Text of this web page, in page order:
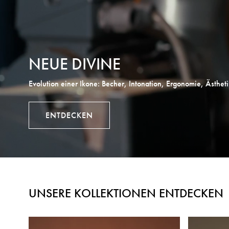
NEUE DIVINE
Evolution einer Ikone: Becher, Intonation, Ergonomie,
ENTDECKEN
UNSERE KOLLEKTIONEN ENTDECKEN